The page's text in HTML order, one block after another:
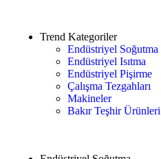
Trend Kategoriler
Endüstriyel Soğutma
Endüstriyel Isıtma
Endüstriyel Pişirme
Çalışma Tezgahları
Makineler
Bakır Teşhir Ürünleri